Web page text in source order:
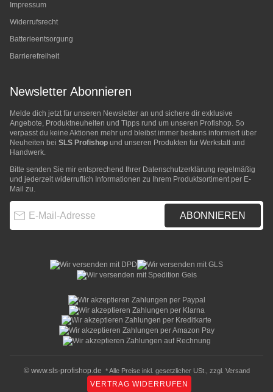
Impressum
Widerrufsrecht
Batterieentsorgung
Barrierefreiheit
Newsletter Abonnieren
Melde dich jetzt für unseren Newsletter an und sichere dir exklusive
Angebote, Produktneuheiten und Tipps rund um unseren Profishop. So
verpasst du keine Aktionen mehr und bleibst immer bestens informiert über
Neuheiten bei SLS Profishop und unseren Produkten für Werkstatt und
Handwerk.
Bitte senden Sie mir entsprechend Ihrer Datenschutzerklärung regelmäßig
und jederzeit widerruflich Informationen zu Ihrem Produktsortiment per E-
Mail zu.
ABONNIEREN
© www.sls-profishop.de * Alle Preise inkl. gesetzlicher USt., zzgl. Versand
VERTRAG WIDERRUFEN